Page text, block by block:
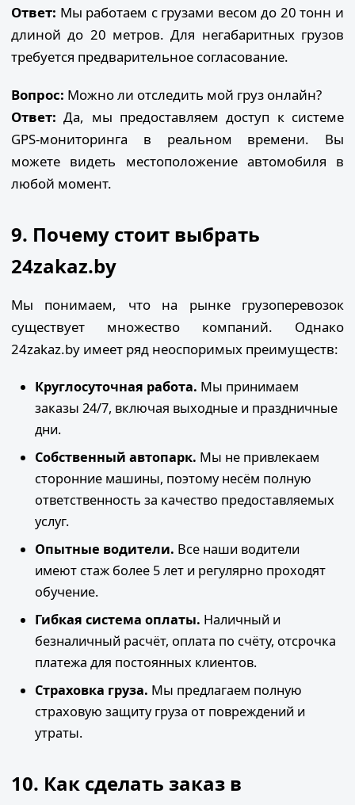
Ответ: Мы работаем с грузами весом до 20 тонн и
длиной до 20 метров. Для негабаритных грузов
требуется предварительное согласование.
Вопрос: Можно ли отследить мой груз онлайн?
Ответ: Да, мы предоставляем доступ к системе
GPS-мониторинга в реальном времени. Вы
можете видеть местоположение автомобиля в
любой момент.
9. Почему стоит выбрать
24zakaz.by
Мы понимаем, что на рынке грузоперевозок
существует множество компаний. Однако
24zakaz.by имеет ряд неоспоримых преимуществ:
Круглосуточная работа. Мы принимаем
заказы 24/7, включая выходные и праздничные
дни.
Собственный автопарк. Мы не привлекаем
сторонние машины, поэтому несём полную
ответственность за качество предоставляемых
услуг.
Опытные водители. Все наши водители
имеют стаж более 5 лет и регулярно проходят
обучение.
Гибкая система оплаты. Наличный и
безналичный расчёт, оплата по счёту, отсрочка
платежа для постоянных клиентов.
Страховка груза. Мы предлагаем полную
страховую защиту груза от повреждений и
утраты.
10. Как сделать заказ в